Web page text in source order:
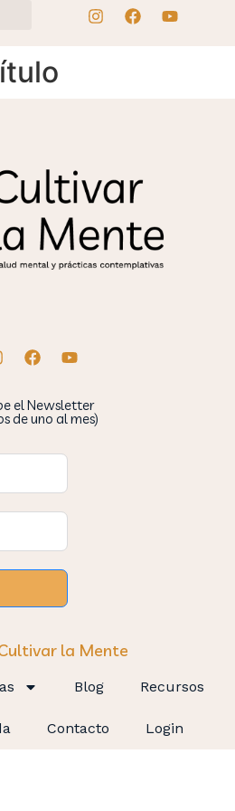
el Newsletter
de uno al mes)
la Mente
Blog Recursos
Contacto Login